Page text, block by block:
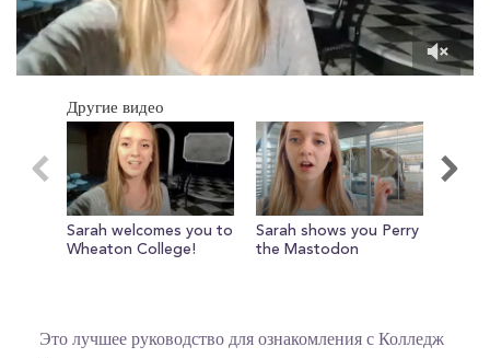
seconds
Другие видео
Sarah welcomes you to
Wheaton College!
Sarah shows you Perry
the Mastodon
Это лучшее руководство для ознакомления с Колледж